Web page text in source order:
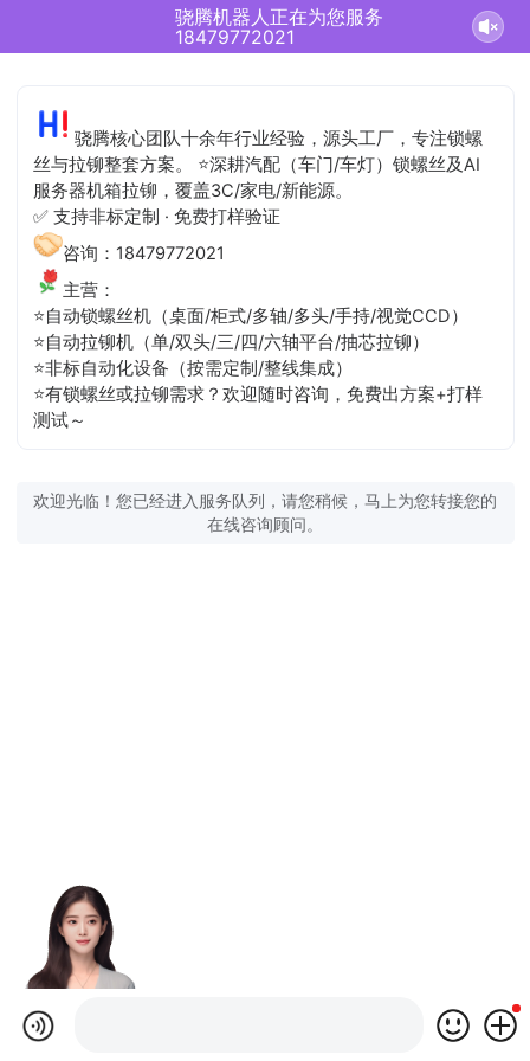
骁腾机器人正在为您服务
18479772021
骁腾核心团队十余年行业经验，源头工厂，专注锁螺
丝与拉铆整套方案。 ⭐深耕汽配（车门/车灯）锁螺丝及AI
服务器机箱拉铆，覆盖3C/家电/新能源。
✅ 支持非标定制 · 免费打样验证
咨询：18479772021
主营：
⭐自动锁螺丝机（桌面/柜式/多轴/多头/手持/视觉CCD）
⭐自动拉铆机（单/双头/三/四/六轴平台/抽芯拉铆）
⭐非标自动化设备（按需定制/整线集成）
⭐有锁螺丝或拉铆需求？欢迎随时咨询，免费出方案+打样
测试～
欢迎光临！您已经进入服务队列，请您稍候，马上为您转接您的
在线咨询顾问。